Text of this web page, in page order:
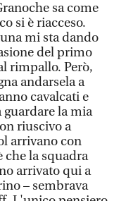
sa come
si è riacceso.
mi sta dando
del primo
rimpallo. Però,
andarsela a
cavalcati e
guardare la mia
riuscivo a
arrivano con
che la squadra
arrivato qui a
– sembrava